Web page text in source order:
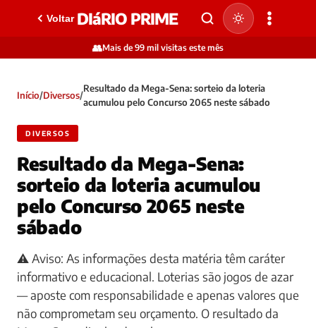
Voltar DIáRIO PRIME
👥Mais de 99 mil visitas este mês
Início/Diversos/
Resultado da Mega-Sena: sorteio da loteria
acumulou pelo Concurso 2065 neste sábado
DIVERSOS
Resultado da Mega-Sena:
sorteio da loteria acumulou
pelo Concurso 2065 neste
sábado
⚠️ Aviso: As informações desta matéria têm caráter
informativo e educacional. Loterias são jogos de azar
— aposte com responsabilidade e apenas valores que
não comprometam seu orçamento. O resultado da